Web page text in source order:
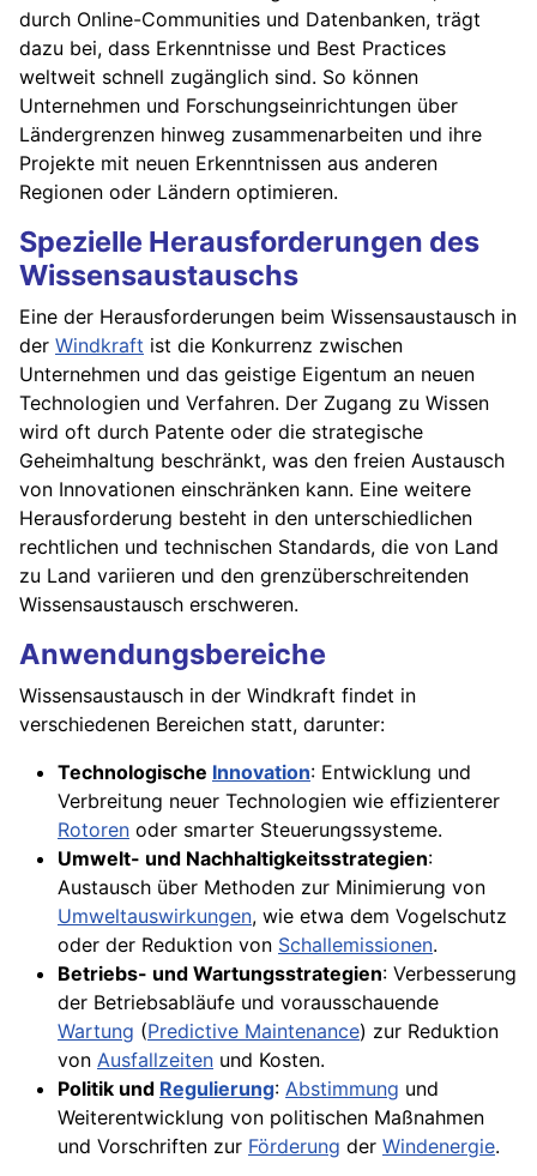
durch Online-Communities und Datenbanken, trägt
dazu bei, dass Erkenntnisse und Best Practices
weltweit schnell zugänglich sind. So können
Unternehmen und Forschungseinrichtungen über
Ländergrenzen hinweg zusammenarbeiten und ihre
Projekte mit neuen Erkenntnissen aus anderen
Regionen oder Ländern optimieren.
Spezielle Herausforderungen des
Wissensaustauschs
Eine der Herausforderungen beim Wissensaustausch in
der Windkraft ist die Konkurrenz zwischen
Unternehmen und das geistige Eigentum an neuen
Technologien und Verfahren. Der Zugang zu Wissen
wird oft durch Patente oder die strategische
Geheimhaltung beschränkt, was den freien Austausch
von Innovationen einschränken kann. Eine weitere
Herausforderung besteht in den unterschiedlichen
rechtlichen und technischen Standards, die von Land
zu Land variieren und den grenzüberschreitenden
Wissensaustausch erschweren.
Anwendungsbereiche
Wissensaustausch in der Windkraft findet in
verschiedenen Bereichen statt, darunter:
Technologische Innovation: Entwicklung und
Verbreitung neuer Technologien wie effizienterer
Rotoren oder smarter Steuerungssysteme.
Umwelt- und Nachhaltigkeitsstrategien:
Austausch über Methoden zur Minimierung von
Umweltauswirkungen, wie etwa dem Vogelschutz
oder der Reduktion von Schallemissionen.
Betriebs- und Wartungsstrategien: Verbesserung
der Betriebsabläufe und vorausschauende
Wartung (Predictive Maintenance) zur Reduktion
von Ausfallzeiten und Kosten.
Politik und Regulierung: Abstimmung und
Weiterentwicklung von politischen Maßnahmen
und Vorschriften zur Förderung der Windenergie.